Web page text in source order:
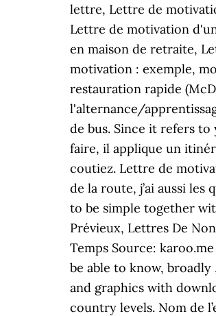
lettre, Lettre de
Lettre de motivation
en maison de retraite,
motivation : exemple,
restauration rapide
l'alternance/
de bus. Since it refers
faire, il applique un
coutiez. Lettre de
de la route, j’ai aussi
to be simple together
Prévieux, Lettres De
Temps Source:
be able to know,
and graphics with
country levels. Nom de